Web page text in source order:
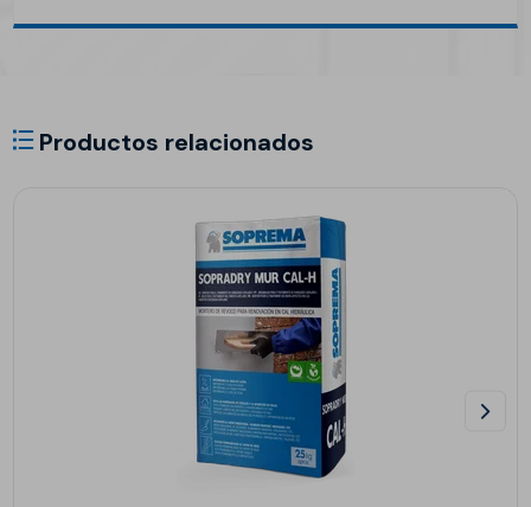
Productos relacionados